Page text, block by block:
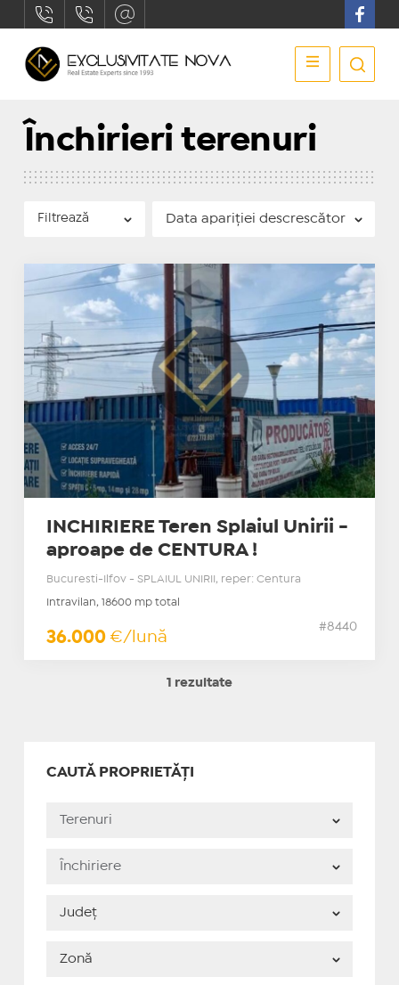
Închirieri terenuri
Filtrează
INCHIRIERE Teren Splaiul Unirii -
aproape de CENTURA !
Bucuresti-Ilfov - SPLAIUL UNIRII, reper: Centura
Intravilan, 18600 mp total
36.000 €/lună
#8440
1 rezultate
CAUTĂ PROPRIETĂȚI